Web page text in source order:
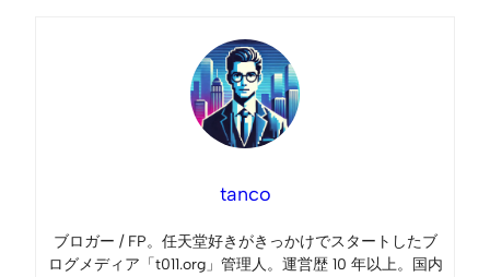
tanco
ブロガー / FP。任天堂好きがきっかけでスタートしたブ
ログメディア「t011.org」管理人。運営歴 10 年以上。国内